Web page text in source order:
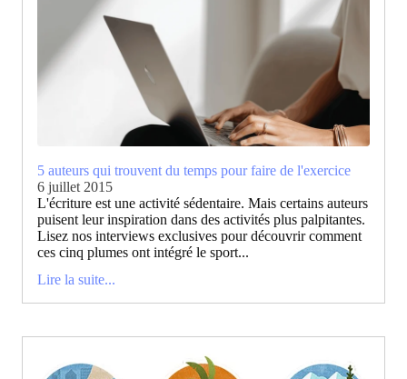
5 auteurs qui trouvent du temps pour faire de l'exercice
6 juillet 2015
L'écriture est une activité sédentaire. Mais certains auteurs
puisent leur inspiration dans des activités plus palpitantes.
Lisez nos interviews exclusives pour découvrir comment
ces cinq plumes ont intégré le sport...
Lire la suite...